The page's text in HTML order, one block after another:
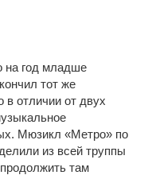
на год младше
тот же
отличии от двух
Мюзикл «Метро» по
из всей труппы
там